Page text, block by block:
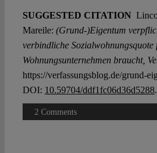
SUGGESTED CITATION
Mareile: (Grund-)Eigentum
verbindliche Sozialwohnungsquote
Wohnungsunternehmen braucht,
https://verfassungsblog.de/grund-
DOI: 10.59704/ddf1fc06d36d5288.
2 Comments